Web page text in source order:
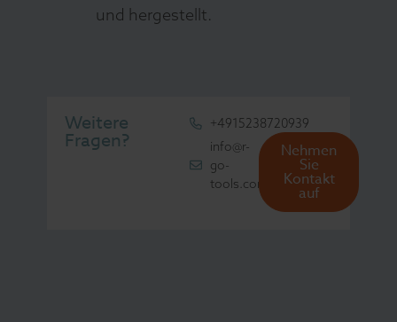
und hergestellt.
Weitere
Fragen?
+4915238720939
info@r-
go-
tools.com
Nehmen
Sie
Kontakt
auf